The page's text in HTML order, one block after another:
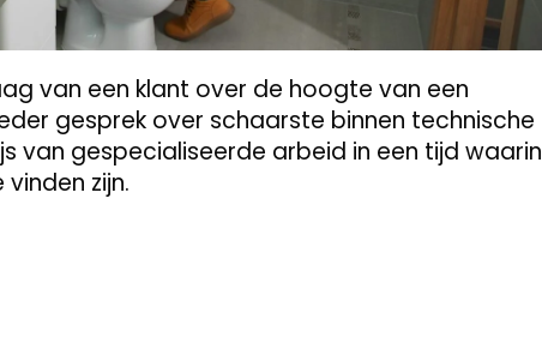
van een klant over de hoogte van een
gesprek over schaarste binnen technische
van gespecialiseerde arbeid in een tijd waarin
zijn.